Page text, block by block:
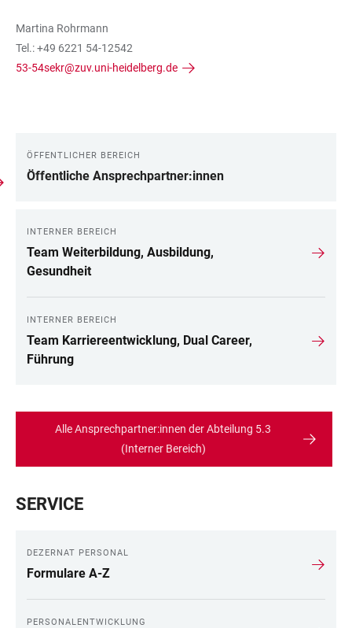
Martina Rohrmann
Tel.: +49 6221 54-12542
53-54sekr@zuv.uni-heidelberg.de
LINKS
ÖFFENTLICHER BEREICH
Öffentliche Ansprechpartner:innen
INTERNER BEREICH
Team Weiterbildung, Ausbildung,
Gesundheit
INTERNER BEREICH
Team Karriereentwicklung, Dual Career,
Führung
Alle Ansprechpartner:innen der Abteilung 5.3
(Interner Bereich)
SERVICE
DEZERNAT PERSONAL
Formulare A-Z
PERSONALENTWICKLUNG